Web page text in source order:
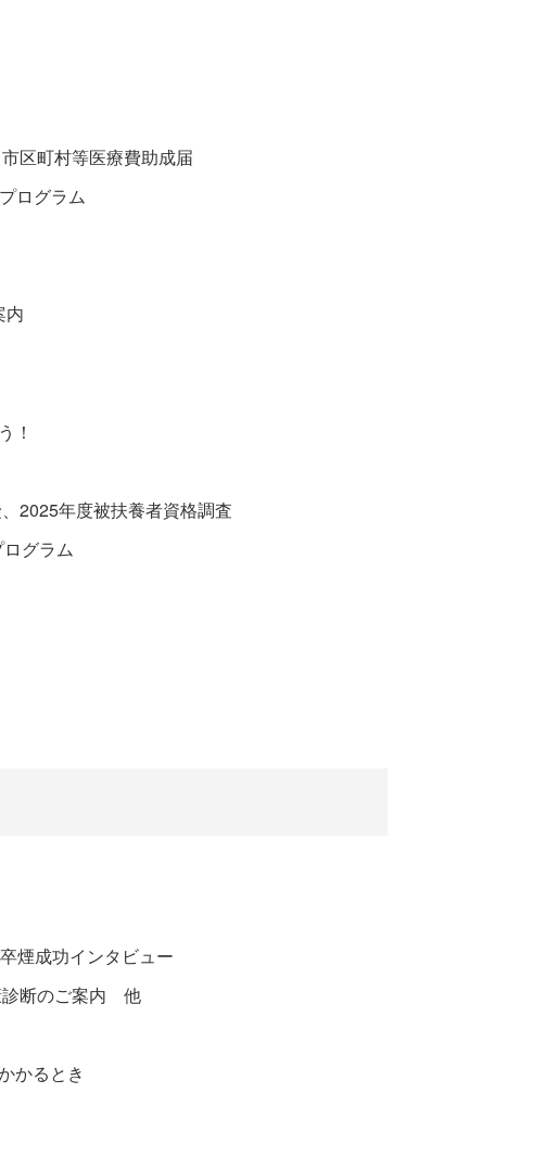
区町村等医療費助成届
ログラム
内
！
2025年度被扶養者資格調査
グラム
煙成功インタビュー
診断のご案内 他
かるとき